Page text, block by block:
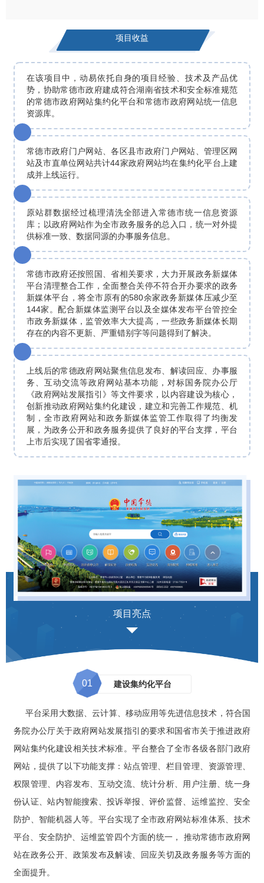
项目收益
在该项目中，动易依托自身的项目经验、技术及产品优
势，协助常德市政府建成符合湖南省技术和安全标准规范
的常德市政府网站集约化平台和常德市政府网站统一信息
资源库。
常德市政府门户网站、各区县市政府门户网站、管理区网
站及市直单位网站共计44家政府网站均在集约化平台上建
成并上线运行。
原站群数据经过梳理清洗全部进入常德市统一信息资源
库；以政府网站作为全市政务服务的总入口，统一对外提
供标准一致、数据同源的办事服务信息。
常德市政府还按照国、省相关要求，大力开展政务新媒体
平台清理整合工作，全面整合关停不符合开办要求的政务
新媒体平台，将全市原有的580余家政务新媒体压减少至
144家。配合新媒体监测平台以及全媒体发布平台管控全
市政务新媒体，监管效率大大提高，一些政务新媒体长期
存在的内容不更新、严重错别字等问题得到了解决。
上线后的常德政府网站聚焦信息发布、解读回应、办事服
务、互动交流等政府网站基本功能，对标国务院办公厅
《政府网站发展指引》等文件要求，以内容建设为核心，
创新推动政府网站集约化建设，建立和完善工作规范、机
制，全市政府网站和政务新媒体监管工作取得了均衡发
展，为政务公开和政务服务提供了良好的平台支撑，平台
上市后实现了国省零通报。
项目亮点
01 建设集约化平台
平台采用大数据、云计算、移动应用等先进信息技术，符合国
务院办公厅关于政府网站发展指引的要求和国省市关于推进政府
网站集约化建设相关技术标准。平台整合了全市各级各部门政府
网站，提供了以下功能支撑：站点管理、栏目管理、资源管理、
权限管理、内容发布、互动交流、统计分析、用户注册、统一身
份认证、站内智能搜索、投诉举报、评价监督、运维监控、安全
防护、智能机器人等。平台实现了全市政府网站标准体系、技术
平台、安全防护、运维监管四个方面的统一， 推动常德市政府网
站在政务公开、政策发布及解读、回应关切及政务服务等方面的
全面提升。